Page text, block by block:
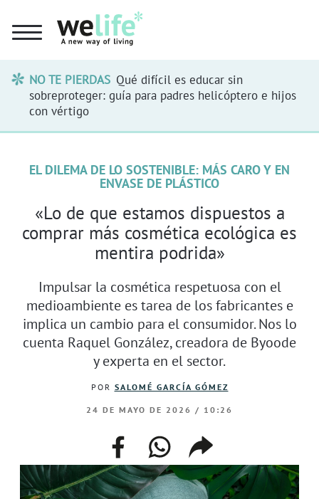
NO TE PIERDAS Qué difícil es educar sin
sobreproteger: guía para padres helicóptero e hijos
con vértigo
EL DILEMA DE LO SOSTENIBLE: MÁS CARO Y EN
ENVASE DE PLÁSTICO
«Lo de que estamos dispuestos a
comprar más cosmética ecológica es
mentira podrida»
Impulsar la cosmética respetuosa con el
medioambiente es tarea de los fabricantes e
implica un cambio para el consumidor. Nos lo
cuenta Raquel González, creadora de Byoode
y experta en el sector.
POR SALOMÉ GARCÍA GÓMEZ
24 DE MAYO DE 2026 / 10:26
facebookwhatsappcompartir
enlace